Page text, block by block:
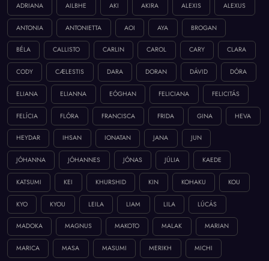
ADRIANA AILBHE AKI AKIRA ALEXIS ALEXUS
ANTONIA ANTONIETTA AOI AYA BROGAN
BÉLA CALLISTO CARLIN CAROL CARY CLARA
CODY CÆLESTIS DARA DORAN DÁVID DÓRA
ELIANA ELIANNA EÓGHAN FELICIANA FELICITÁS
FELÍCIA FLÓRA FRANCISCA FRIDA GINA HEVA
HEYDAR IHSAN IONATAN JANA JUN
JÓHANNA JÓHANNES JÓNAS JÚLIA KAEDE
KATSUMI KEI KHURSHID KIN KOHAKU KOU
KYO KYOU LEILA LIAM LILA LÚCÁS
MADOKA MAGNUS MAKOTO MALAK MARIAN
MARICA MASA MASUMI MERIKH MICHI